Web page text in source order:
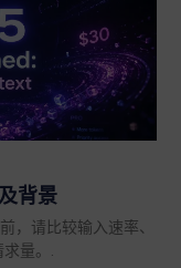
背景
，请比较输入速率、
量。.